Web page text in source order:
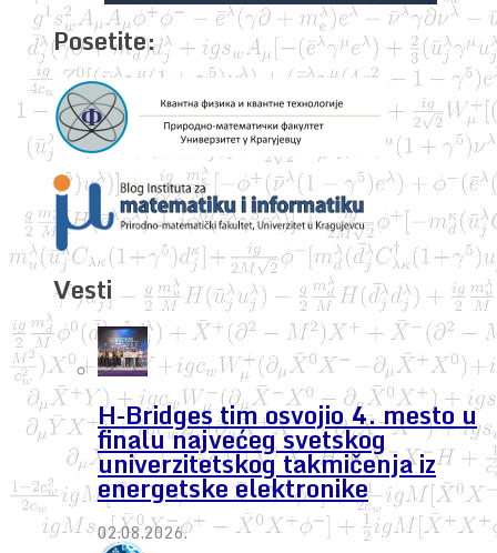
Posetite:
Vesti
H-Bridges tim osvojio 4. mesto u
finalu najvećeg svetskog
univerzitetskog takmičenja iz
energetske elektronike
02.08.2026.